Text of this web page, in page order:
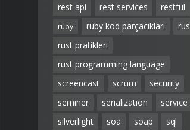
rest api rest services restful
ruby ruby kod parçacıkları
rust pratikleri
rust programming language
screencast
scrum
security
seminer
serialization
service
silverlight
soa soap
sql